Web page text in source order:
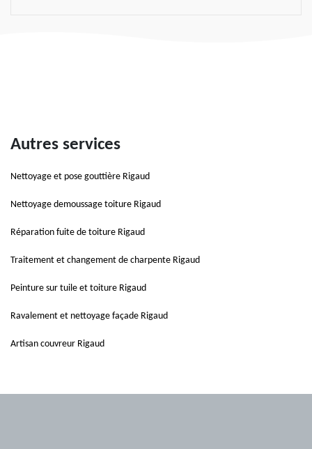
Autres services
Nettoyage et pose gouttière Rigaud
Nettoyage demoussage toiture Rigaud
Réparation fuite de toiture Rigaud
Traitement et changement de charpente Rigaud
Peinture sur tuile et toiture Rigaud
Ravalement et nettoyage façade Rigaud
Artisan couvreur Rigaud